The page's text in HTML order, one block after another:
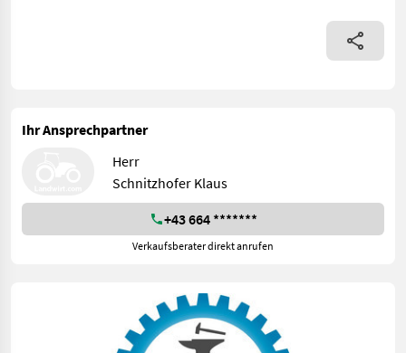
Ihr Ansprechpartner
Herr
Schnitzhofer Klaus
+43 664 *******
Verkaufsberater direkt anrufen